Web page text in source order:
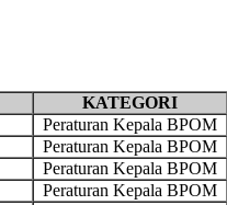
KATEGORI
Peraturan Kepala BPOM
Peraturan Kepala BPOM
Peraturan Kepala BPOM
Peraturan Kepala BPOM